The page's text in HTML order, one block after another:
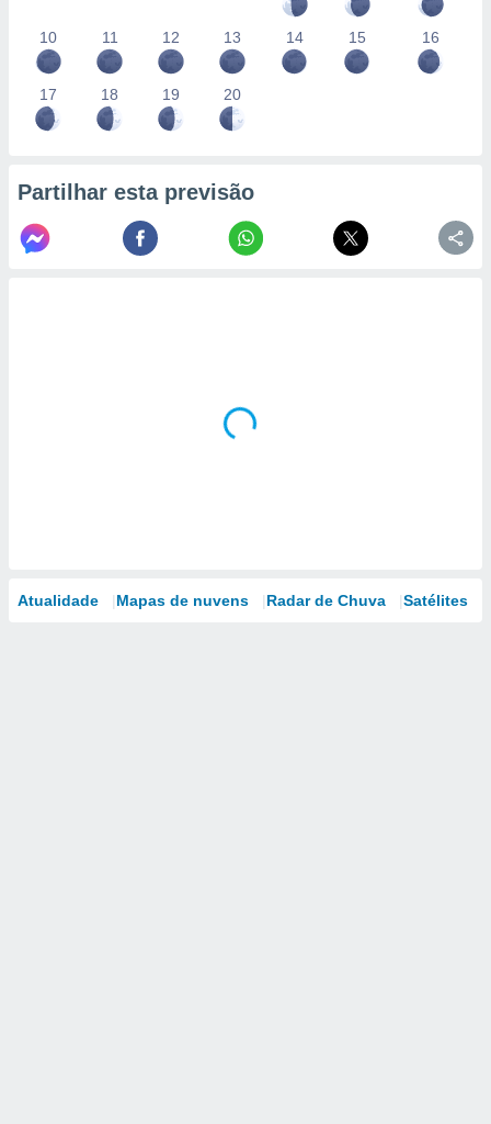
10 11 12 13 14 15 16
17 18 19 20
Partilhar esta previsão
Atualidade Mapas de nuvens Radar de Chuva Satélites